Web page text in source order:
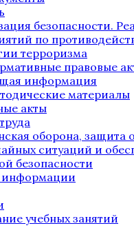
безопасности.
по
терроризма
правовые
информация
материалы
акты
оборона, защита
ситуаций и
безопасности
информации
учебных занятий